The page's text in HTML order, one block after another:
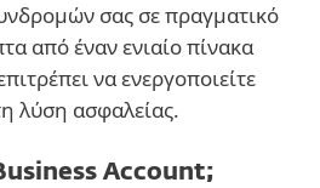
σας σε πραγματικό
από έναν ενιαίο πίνακα
να ενεργοποιείτε
λύση ασφαλείας.
Business Account;